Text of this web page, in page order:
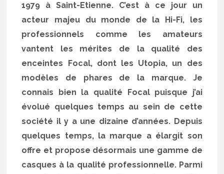
1979 à Saint-Etienne. C’est à ce jour un
acteur majeu du monde de la Hi-Fi, les
professionnels comme les amateurs
vantent les mérites de la qualité des
enceintes Focal, dont les Utopia, un des
modèles de phares de la marque. Je
connais bien la qualité Focal puisque j’ai
évolué quelques temps au sein de cette
société il y a une dizaine d’années. Depuis
quelques temps, la marque a élargit son
offre et propose désormais une gamme de
casques à la qualité professionnelle. Parmi